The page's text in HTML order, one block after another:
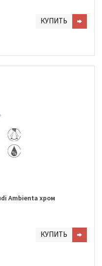
КУПИТЬ
Ambienta хром
КУПИТЬ